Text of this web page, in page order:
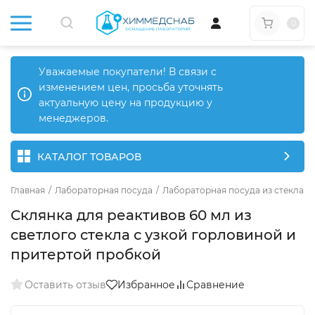
Уважаемые покупатели! В связи с
изменением цен, просьба уточнять
актуальную цену на продукцию у
менеджеров.
КАТАЛОГ ТОВАРОВ
Главная / Лабораторная посуда / Лабораторная посуда из стекла
Склянка для реактивов 60 мл из
светлого стекла с узкой горловиной и
притертой пробкой
Оставить отзыв Избранное Сравнение